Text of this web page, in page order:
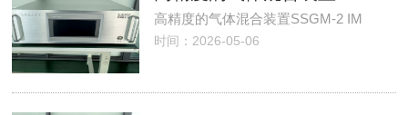
高精度的气体混合装置SSGM-2 IM
时间：2026-05-06